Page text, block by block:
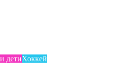
детиХоккей